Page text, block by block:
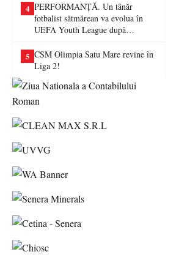
4 PERFORMANȚĂ. Un tânăr
fotbalist sătmărean va evolua în
UEFA Youth League după
5 CSM Olimpia Satu Mare revine în
Liga 2!